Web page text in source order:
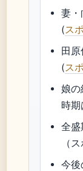
妻・
(ス
田
(ス
娘の
時
全盛
（
今後